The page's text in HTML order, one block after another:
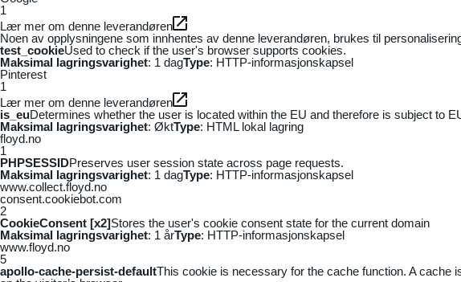
1
Lær mer om denne leverandøren
Noen av opplysningene som innhentes av denne leverandøren, brukes til
test_cookieUsed to check if the user's browser supports cookies.
Maksimal lagringsvarighet: 1 dagType: HTTP-informasjonskapsel
Pinterest
1
Lær mer om denne leverandøren
is_euDetermines whether the user is located within the EU and therefore is subject to
Maksimal lagringsvarighet: ØktType: HTML lokal lagring
floyd.no
1
PHPSESSIDPreserves user session state across page requests.
Maksimal lagringsvarighet: 1 dagType: HTTP-informasjonskapsel
www.collect.floyd.no
consent.cookiebot.com
2
CookieConsent [x2]Stores the user's cookie consent state for the current domain
Maksimal lagringsvarighet: 1 årType: HTTP-informasjonskapsel
www.floyd.no
5
apollo-cache-persist-defaultThis cookie is necessary for the cache function. A cache